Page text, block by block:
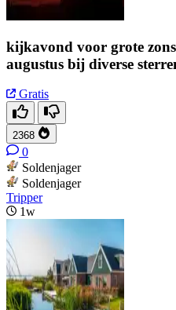
kijkavond voor grote
augustus bij diverse
Gratis
2368
0
Soldenjager
Soldenjager
Tripper
1w